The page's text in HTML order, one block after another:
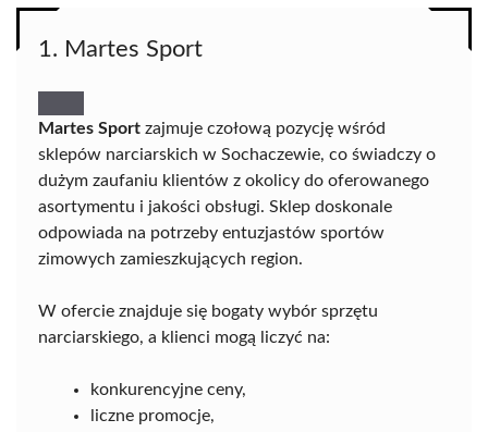
1. Martes Sport
Martes Sport zajmuje czołową pozycję wśród
sklepów narciarskich w Sochaczewie, co świadczy o
dużym zaufaniu klientów z okolicy do oferowanego
asortymentu i jakości obsługi. Sklep doskonale
odpowiada na potrzeby entuzjastów sportów
zimowych zamieszkujących region.
W ofercie znajduje się bogaty wybór sprzętu
narciarskiego, a klienci mogą liczyć na:
konkurencyjne ceny,
liczne promocje,